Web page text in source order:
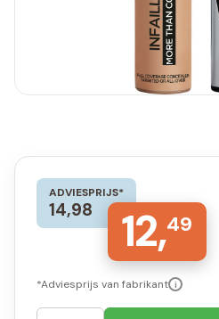
ADVIESPRIJS*
14,98 12,49
*Adviesprijs van fabrikant i